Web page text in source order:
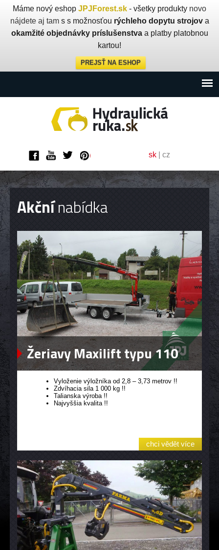
Máme nový eshop JPJForest.sk - všetky produkty novo
nájdete aj tams s možnosťou rýchleho dopytu strojova
okamžité objednávky príslušenstvaa platby platobnou
kartou!
PREJSŤ NA ESHOP
sk cz
Akčnínabídka
Žeriavy Maxilift typu 110
Vyloženie výložníka od 2,8 – 3,73 metrov !!
Zdvíhacia sila 1 000 kg !!
Talianska výroba !!
Najvyššia kvalita !!
chci vědět více